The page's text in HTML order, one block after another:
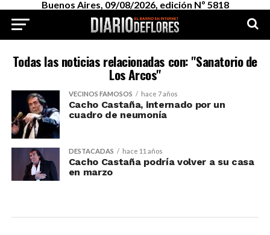
Buenos Aires, 09/08/2026, edición Nº 5818
Todas las noticias relacionadas con: "Sanatorio de
Los Arcos"
VECINOS FAMOSOS hace 7 años
Cacho Castaña, internado por un
cuadro de neumonía
DESTACADAS hace 11 años
Cacho Castaña podría volver a su casa
en marzo